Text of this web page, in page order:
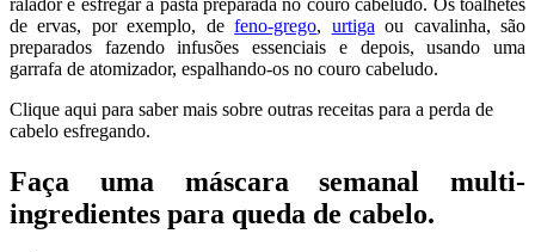
de ervas, por exemplo, defeno-grego, urtiga ou cavalinha, são
preparados fazendo infusões essenciais e depois, usando uma
garrafa de atomizador, espalhando-os no couro cabeludo.
Clique aqui para saber mais sobre outras receitas para a perda de
cabelo esfregando.
Faça uma máscara semanal multi-
ingredientes para queda de cabelo.